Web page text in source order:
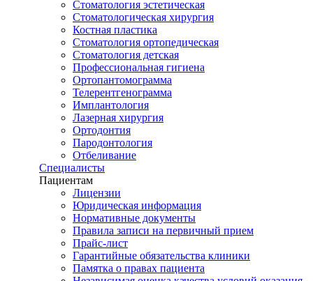
Стоматология эстетическая
Стоматологическая хирургия
Костная пластика
Стоматология ортопедическая
Стоматология детская
Профессиональная гигиена
Ортопантомограмма
Телерентгенограмма
Имплантология
Лазерная хирургия
Ортодонтия
Пародонтология
Отбеливание
Специалисты
Пациентам
Лицензии
Юридическая информация
Нормативные документы
Правила записи на первичный прием
Прайс-лист
Гарантийные обязательства клиники
Памятка о правах пациента